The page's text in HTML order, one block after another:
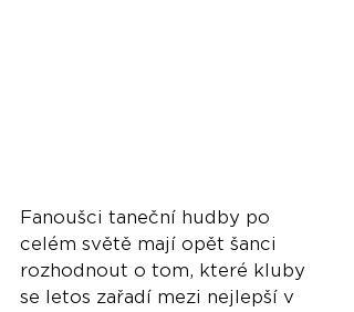
Fanoušci taneční hudby po
celém světě mají opět šanci
rozhodnout o tom, které kluby
se letos zařadí mezi nejlepší v